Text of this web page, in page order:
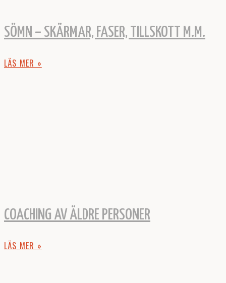
SÖMN – SKÄRMAR, FASER, TILLSKOTT M.M.
LÄS MER »
COACHING AV ÄLDRE PERSONER
LÄS MER »